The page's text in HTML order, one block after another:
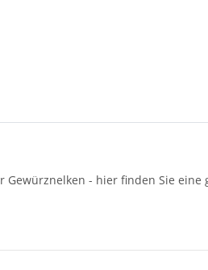
- hier finden Sie